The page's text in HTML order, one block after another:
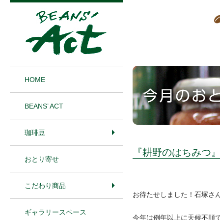
『耕野のはちみつ
お待たせしました！石塚さ
今年は例年以上に天候不順
HOME
BEANS’ ACT
珈琲豆
おとり寄せ
こだわり商品
ギャラリースペース